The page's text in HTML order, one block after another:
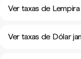
Ver taxas de
Ver taxas de Dólar